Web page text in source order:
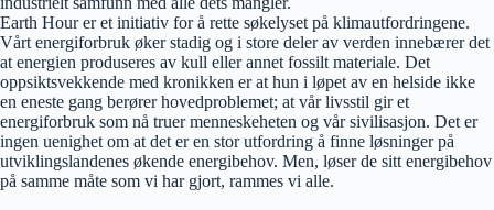
Earth Hour er et initiativ for å rette søkelyset på klimautfordringene.
Vårt energiforbruk øker stadig og i store deler av verden innebærer det
at energien produseres av kull eller annet fossilt materiale. Det
oppsiktsvekkende med kronikken er at hun i løpet av en helside ikke
en eneste gang berører hovedproblemet; at vår livsstil gir et
energiforbruk som nå truer menneskeheten og vår sivilisasjon. Det er
ingen uenighet om at det er en stor utfordring å finne løsninger på
utviklingslandenes økende energibehov. Men, løser de sitt energibehov
på samme måte som vi har gjort, rammes vi alle.